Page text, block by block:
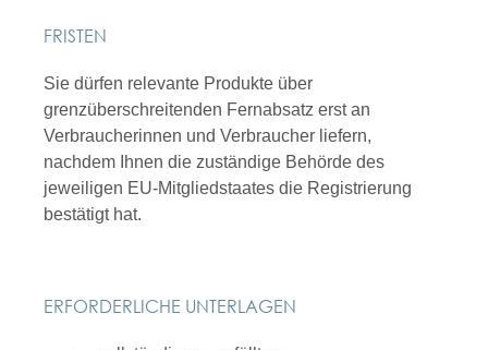
FRISTEN
Sie dürfen relevante Produkte über
grenzüberschreitenden Fernabsatz erst an
Verbraucherinnen und Verbraucher liefern,
nachdem Ihnen die zuständige Behörde des
jeweiligen EU-Mitgliedstaates die Registrierung
bestätigt hat.
ERFORDERLICHE UNTERLAGEN